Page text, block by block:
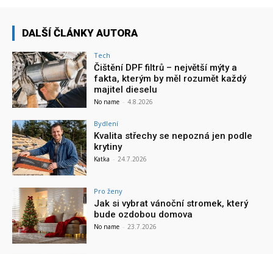
DALŠÍ ČLÁNKY AUTORA
Tech
Čištění DPF filtrů – největší mýty a
fakta, kterým by měl rozumět každý
majitel dieselu
No name - 4.8.2026
Bydlení
Kvalita střechy se nepozná jen podle
krytiny
Katka - 24.7.2026
Pro ženy
Jak si vybrat vánoční stromek, který
bude ozdobou domova
No name - 23.7.2026